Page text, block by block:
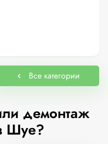
Все категории
демонтаж
Шуе?